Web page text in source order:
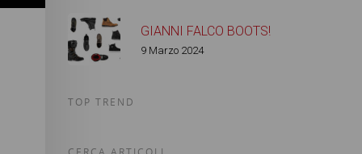
GIANNI FALCO BOOTS!
9 Marzo 2024
TOP TREND